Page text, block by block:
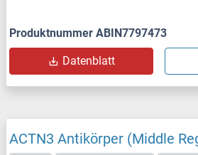
Produktnummer ABIN7797473
Datenblatt
ACTN3 Antikörper (Middle